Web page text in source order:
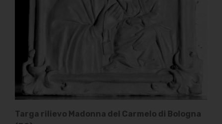
Targa rilievo Madonna del Carmelo di Bologna